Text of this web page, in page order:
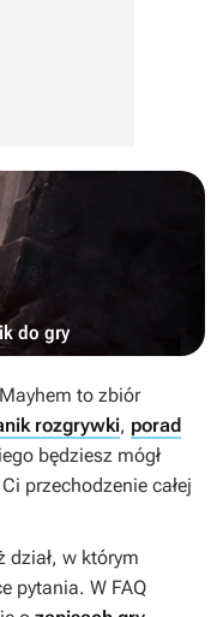
do gry
to zbiór
rozgrywki, porad
będziesz mógł
przechodzenie całej
dział, w którym
pytania. W FAQ